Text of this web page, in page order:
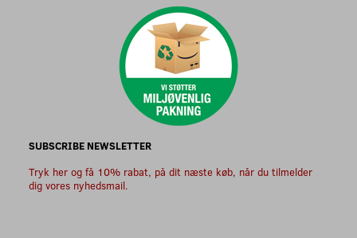
SUBSCRIBE NEWSLETTER
Tryk her og få 10% rabat, på dit næste køb, når du tilmelder
dig vores nyhedsmail.